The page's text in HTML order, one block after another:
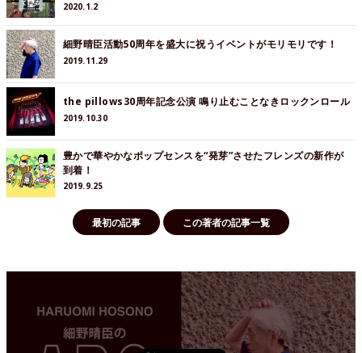
2020.1.2
細野晴臣活動50周年を盛大に祝うイベントがモリモリです！
2019.11.29
the pillows30周年記念公演 鳴り止むことなきロックンロール
2019.10.30
豊かで華やかなポップセンスを“発芽”させたフレンズの新作が
到着！
2019.9.25
最初の記事 この著者の記事一覧